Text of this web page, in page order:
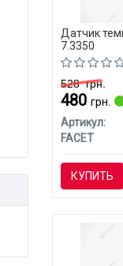
Датчик
7.3350
528грн.
480 грн.
Артикул:
FACET
КУПИТЬ